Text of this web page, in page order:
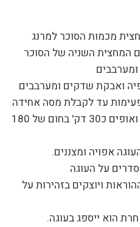
מכמות הסוכר למרנג
המחצית השניה של הסוכר
ומערבבים
ואבקת שדקים ומערבבים
יוצקים לתבנית משומנת ואופים כ30 דק' בחום של 180
אפויה ומצננים.
על העוגה
ויוצקים בזהירות על
הוא ייספג בעוגה.